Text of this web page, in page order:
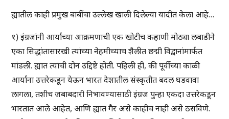
ह्यातील काही प्रमुख बाबींचा उल्लेख खाली दिलेल्या यादीत केला आहे…
१) इंग्रजांनी आर्यांच्या आक्रमणाची एक खोटीच कहाणी मोठ्या लबाडीने
एका सिद्धांतासारखी त्यांच्या नेहमीच्याच शैलीत छद्मी विद्वानांमार्फत
मांडली. ह्यात त्यांची दोन उद्दिष्टे होती. पहिली ही, की पूर्वीच्या काळी
आर्यांना उत्तरेकडून येऊन भारत देशातील संस्कृतीत बदल घडवावा
लागला, तशीच जबाबदारी निभावण्यासाठी इंग्रज पुन्हा एकदा उत्तरेकडून
भारतात आले आहेत, आणि ह्यात गैर असे काहीच नाही असे ठसविणे.